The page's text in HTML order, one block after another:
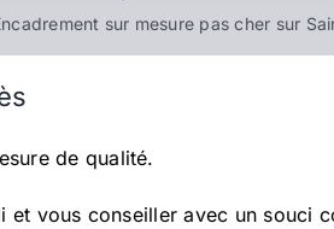
sur mesure pas cher sur
de qualité.
vous conseiller avec un souci